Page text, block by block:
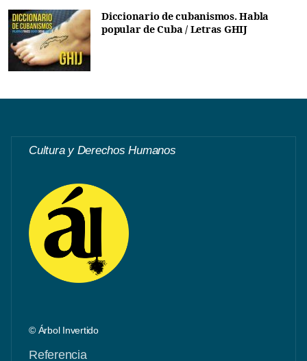
Diccionario de cubanismos. Habla
popular de Cuba / Letras GHIJ
Cultura y Derechos Humanos
© Árbol Invertido
Referencia